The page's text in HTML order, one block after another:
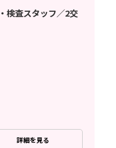
検査スタッフ／2交
詳細を見る